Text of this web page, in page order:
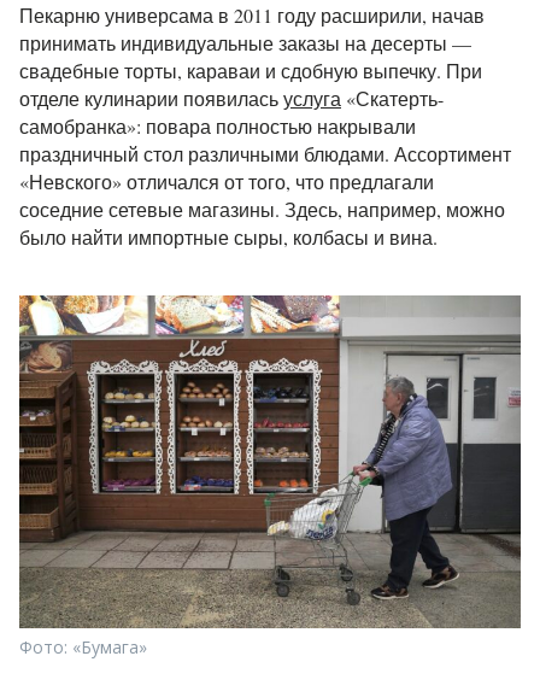
Пекарню универсама в 2011 году расширили, начав
принимать индивидуальные заказы на десерты —
свадебные торты, караваи и сдобную выпечку. При
отделе кулинарии появиласьуслуга «Скатерть-
самобранка»: повара полностью накрывали
праздничный стол различными блюдами. Ассортимент
«Невского» отличался от того, что предлагали
соседние сетевые магазины. Здесь, например, можно
было найти импортные сыры, колбасы и вина.
Фото: «Бумага»